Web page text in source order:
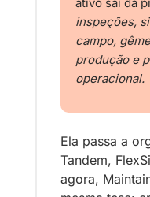
inspeções,
campo,
produção e
operacional.
Ela passa a
Tandem,
agora,